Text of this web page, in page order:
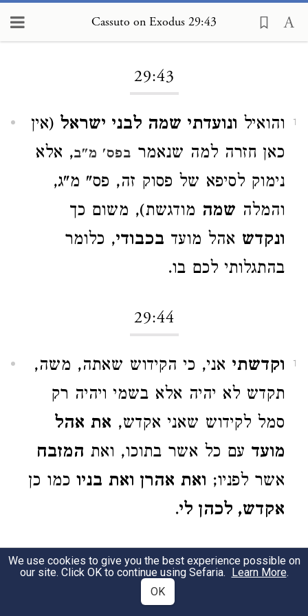
Cassuto on Exodus 29:43
29:43
1 והואיל ונועדתי שמה לבני ישראל (אין
כאן חזרה למה שנאמר בפס' מ"ב, אלא
נימוק לסיפא של פסוק זה, פס" מ"ג,
והמלה שמה מודגשת), משום כך
ונקדש אהל מועד בכבודי, כלומר
בהתגלותי לכם בו.
29:44
1 וקדשתי אני, כי הקידוש שאתה, משה,
תקדש לא יהיה אלא בשמי ויהיה רק
סמל לקידוש שאני אקדש, את אהל
מועד עם כל אשר בתוכו, ואת המזבח
אשר לפניו; ואת אהרן ואת בניו כמו כן
אקדש, לכהן לי.
29:45
ושכנתי בתוך בני ישראל
We use cookies to give you the best experience possible on
our site. Click OK to continue using Sefaria. Learn More.
OK